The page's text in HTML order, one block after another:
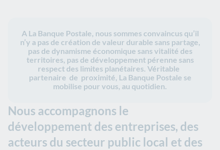
A La Banque Postale, nous sommes convaincus qu’il
n’y a pas de création de valeur durable sans partage,
pas de dynamisme économique sans vitalité des
territoires, pas de développement pérenne sans
respect des limites planétaires. Véritable
partenaire de proximité, La Banque Postale se
mobilise pour vous, au quotidien.
Nous accompagnons le
développement des entreprises, des
acteurs du secteur public local et des